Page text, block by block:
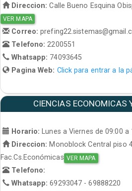
Direccion: Calle Bueno Esquina
VER MAPA
Correo:
Telefono: 2200551
Whatsapp: 74093645
Pagina Web: Click para entrar a la
CIENCIAS ECONOMICAS
Horario: Lunes a Viernes de 09:00 a
Direccion: Monoblock Central piso
Fac.Cs.Económicas VER MAPA
Telefono:
Whatsapp:69293047 - 69888220